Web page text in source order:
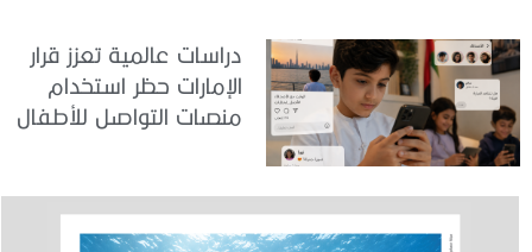
دراسات عالمية تعزز قرار
الإمارات حظر استخدام
منصات التواصل للأطفال